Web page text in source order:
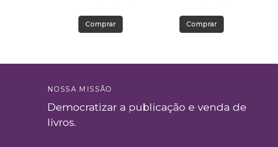
Comprar Comprar
NOSSA MISSÃO
Democratizar a publicação e venda de
livros.